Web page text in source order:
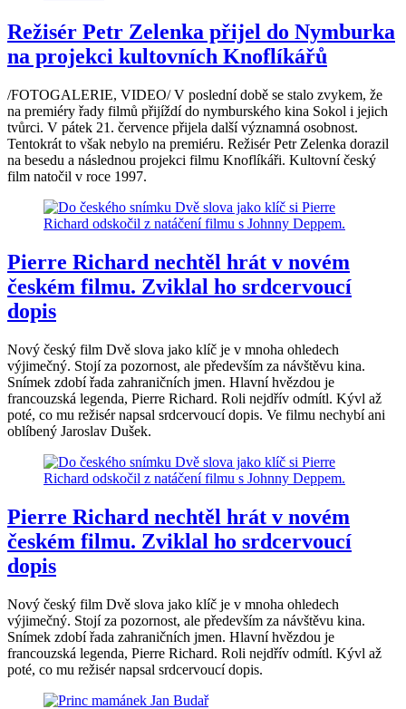
Režisér Petr Zelenka přijel do Nymburka
na projekci kultovních Knoflíkářů
/FOTOGALERIE, VIDEO/ V poslední době se stalo zvykem, že
na premiéry řady filmů přijíždí do nymburského kina Sokol i jejich
tvůrci. V pátek 21. července přijela další významná osobnost.
Tentokrát to však nebylo na premiéru. Režisér Petr Zelenka dorazil
na besedu a následnou projekci filmu Knoflíkáři. Kultovní český
film natočil v roce 1997.
Pierre Richard nechtěl hrát v novém
českém filmu. Zviklal ho srdcervoucí
dopis
Nový český film Dvě slova jako klíč je v mnoha ohledech
výjimečný. Stojí za pozornost, ale především za návštěvu kina.
Snímek zdobí řada zahraničních jmen. Hlavní hvězdou je
francouzská legenda, Pierre Richard. Roli nejdřív odmítl. Kývl až
poté, co mu režisér napsal srdcervoucí dopis. Ve filmu nechybí ani
oblíbený Jaroslav Dušek.
Pierre Richard nechtěl hrát v novém
českém filmu. Zviklal ho srdcervoucí
dopis
Nový český film Dvě slova jako klíč je v mnoha ohledech
výjimečný. Stojí za pozornost, ale především za návštěvu kina.
Snímek zdobí řada zahraničních jmen. Hlavní hvězdou je
francouzská legenda, Pierre Richard. Roli nejdřív odmítl. Kývl až
poté, co mu režisér napsal srdcervoucí dopis.